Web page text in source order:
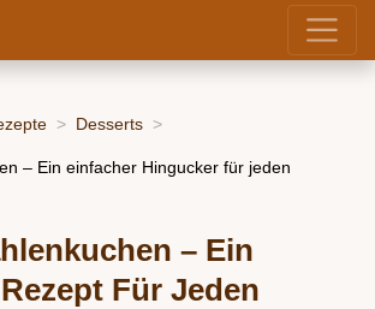
Desserts
– Ein einfacher Hingucker für jeden
– Ein
Für Jeden